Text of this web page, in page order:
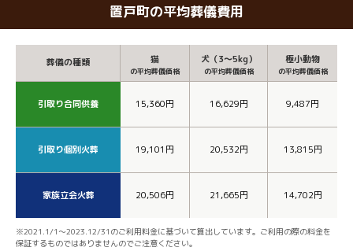
置戸町の平均葬儀費用
葬儀の種類 猫
の平均葬儀価格
犬（3～5kg）
の平均葬儀価格
極小動物
の平均葬儀価格
引取り合同供養 15,360円 16,629円 9,487円
引取り個別火葬 19,101円 20,532円 13,815円
家族立会火葬 20,506円 21,665円 14,702円
※2021.1/1～2023.12/31のご利用料金に基づいて算出しています。ご利用の際の料金を
保証するものではありませんのでご注意ください。